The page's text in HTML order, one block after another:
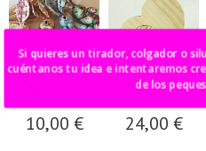
10,00 €
corazón con
24,00 €
Si quieres un tirador, colgador o
cuéntanos tu idea e intentaremos crearla para ti.
de los